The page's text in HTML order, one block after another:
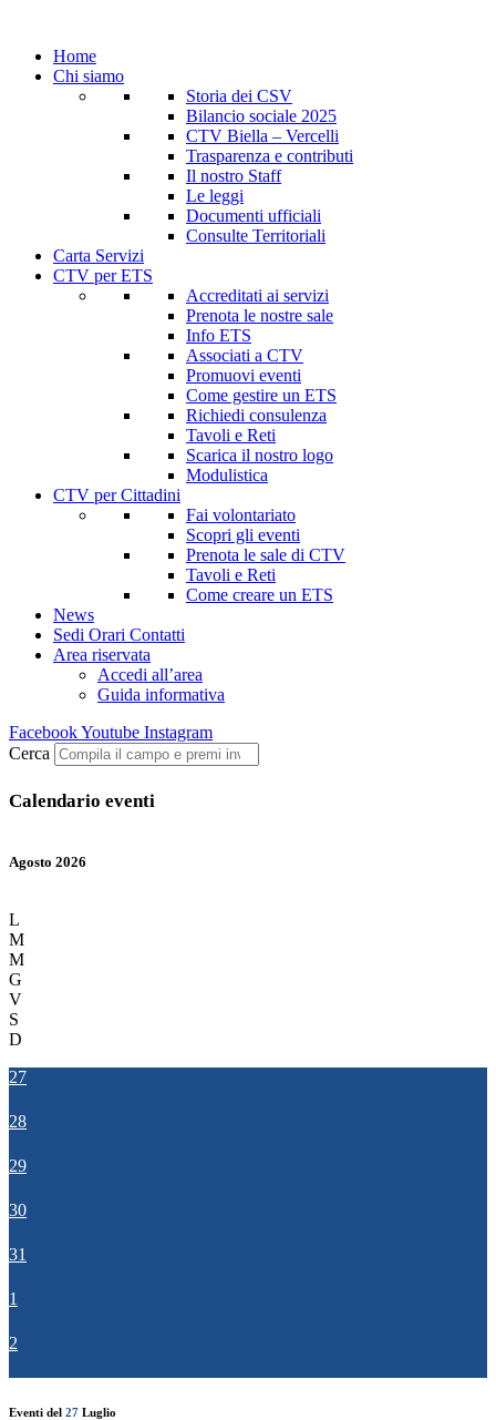
Home
Chi siamo
Storia dei CSV
Bilancio sociale 2025
CTV Biella – Vercelli
Trasparenza e contributi
Il nostro Staff
Le leggi
Documenti ufficiali
Consulte Territoriali
Carta Servizi
CTV per ETS
Accreditati ai servizi
Prenota le nostre sale
Info ETS
Associati a CTV
Promuovi eventi
Come gestire un ETS
Richiedi consulenza
Tavoli e Reti
Scarica il nostro logo
Modulistica
CTV per Cittadini
Fai volontariato
Scopri gli eventi
Prenota le sale di CTV
Tavoli e Reti
Come creare un ETS
News
Sedi Orari Contatti
Area riservata
Accedi all’area
Guida informativa
FacebookYoutube Instagram
Cerca
Calendario eventi
Agosto 2026
L
M
M
G
V
S
D
27
28
29
30
31
1
2
Eventi del 27 Luglio